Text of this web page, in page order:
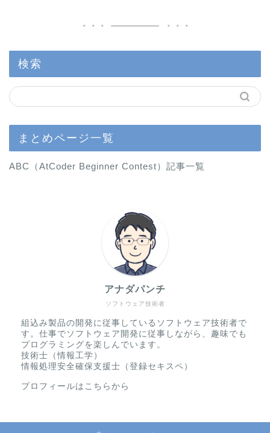
検索
まとめページ一覧
ABC（AtCoder Beginner Contest）記事一覧
ソフトウェア技術者
アナダパンチ
組込み製品の開発に従事しているソフトウェア技術者で
す。仕事でソフトウェア開発に従事しながら、趣味でも
プログラミングを楽しんでいます。
技術士（情報工学）
情報処理安全確保支援士（登録セキスペ）
プロフィールはこちらから